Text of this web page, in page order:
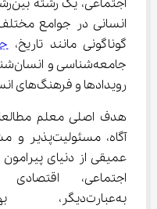
گوناگونی مانند تاریخ،
رویدادها و فرهنگ‌های انسانی می‌پردازد.
هدف اصلی معلم
عمیقی از دنیای